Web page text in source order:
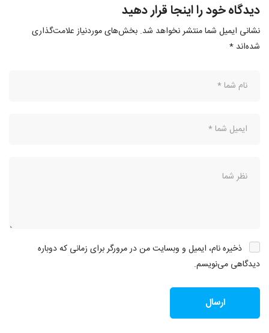
دیدگاه خود را اینجا قرار دهید
نشانی ایمیل شما منتشر نخواهد شد. بخش‌های موردنیاز علامت‌گذاری
شده‌اند *
ذخیره نام، ایمیل و وبسایت من در مرورگر برای زمانی که دوباره
دیدگاهی می‌نویسم.